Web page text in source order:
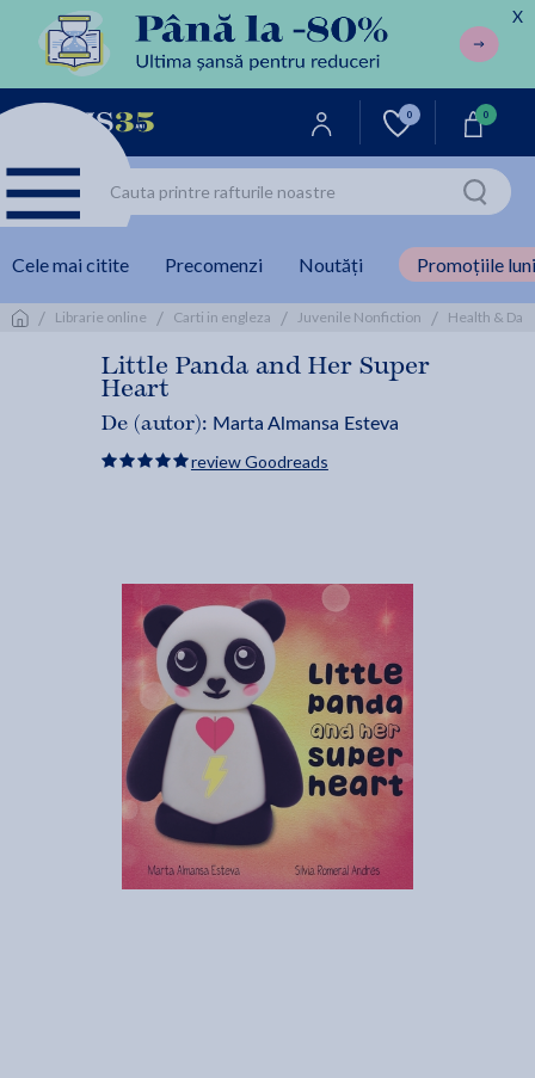
X
0 0
Cele mai citite Precomenzi Noutăți Promoțiile
/ Librarie online / Carti in engleza / Juvenile Nonfiction / Health &
Little Panda and Her Super
Heart
De (autor): Marta Almansa Esteva
review Goodreads